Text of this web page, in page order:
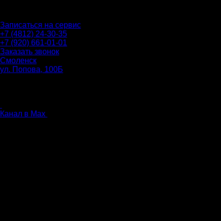
Записаться на сервис
+7 (4812) 24-30-35
+7 (920) 661-01-01
Заказать звонок
Смоленск
ул. Попова, 100Б
Канал в Max